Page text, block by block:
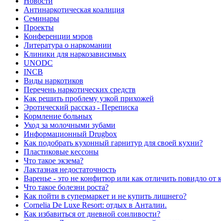
Антинаркотическая коалиция
Семинары
Проекты
Конференции мэров
Литература о наркомании
Клиники для наркозависимых
UNODC
INCB
Виды наркотиков
Перечень наркотических средств
Как решить проблему узкой прихожей
Эротический рассказ - Переписка
Кормление больных
Уход за молочными зубами
Информационный Drugbox
Как подобрать кухонный гарнитур для своей кухни?
Пластиковые кессоны
Что такое экзема?
Лактазная недостаточность
Варенье - это не конфитюр или как отличить повидло от
Что такое болезни роста?
Как пойти в супермаркет и не купить лишнего?
Сornelia De Luxe Resort: отдых в Анталии.
Как избавиться от дневной сонливости?